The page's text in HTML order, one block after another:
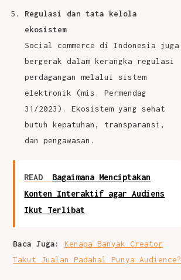
Regulasi dan tata kelola
ekosistem
Social commerce di Indonesia juga
bergerak dalam kerangka regulasi
perdagangan melalui sistem
elektronik (mis. Permendag
31/2023). Ekosistem yang sehat
butuh kepatuhan, transparansi,
dan pengawasan.
READ
Bagaimana Menciptakan
Konten Interaktif agar Audiens
Ikut Terlibat
Baca Juga:
Kenapa Banyak Creator
Takut Jualan Padahal Punya Audience?